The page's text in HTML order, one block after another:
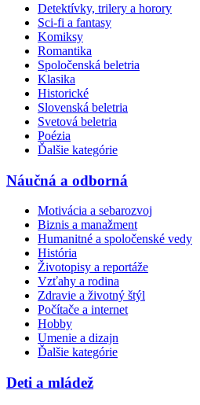
Detektívky, trilery a horory
Sci-fi a fantasy
Komiksy
Romantika
Spoločenská beletria
Klasika
Historické
Slovenská beletria
Svetová beletria
Poézia
Ďalšie kategórie
Náučná a odborná
Motivácia a sebarozvoj
Biznis a manažment
Humanitné a spoločenské vedy
História
Životopisy a reportáže
Vzťahy a rodina
Zdravie a životný štýl
Počítače a internet
Hobby
Umenie a dizajn
Ďalšie kategórie
Deti a mládež